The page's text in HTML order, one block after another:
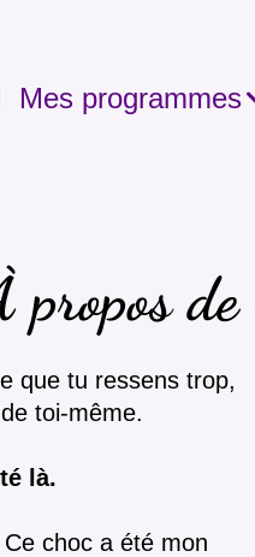
Mes programmes
propos de
que tu ressens trop,
toi-même.
là.
choc a été mon